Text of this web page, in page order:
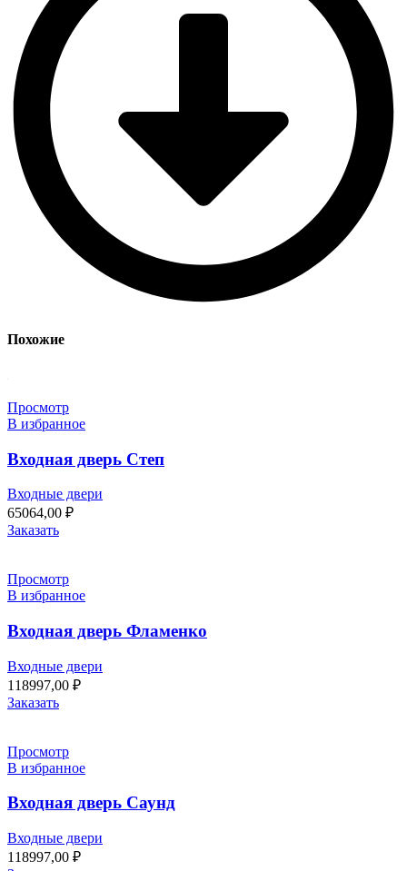
Похожие
Просмотр
В избранное
Входная дверь Степ
Входные двери
65064,00 ₽
Заказать
Просмотр
В избранное
Входная дверь Фламенко
Входные двери
118997,00 ₽
Заказать
Просмотр
В избранное
Входная дверь Саунд
Входные двери
118997,00 ₽